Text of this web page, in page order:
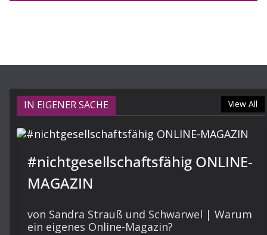
IN EIGENER SACHE View All
#nichtgesellschaftsfähig ONLINE-
MAGAZIN
von Sandra Strauß und Schwarwel | Warum
ein eigenes Online-Magazin?